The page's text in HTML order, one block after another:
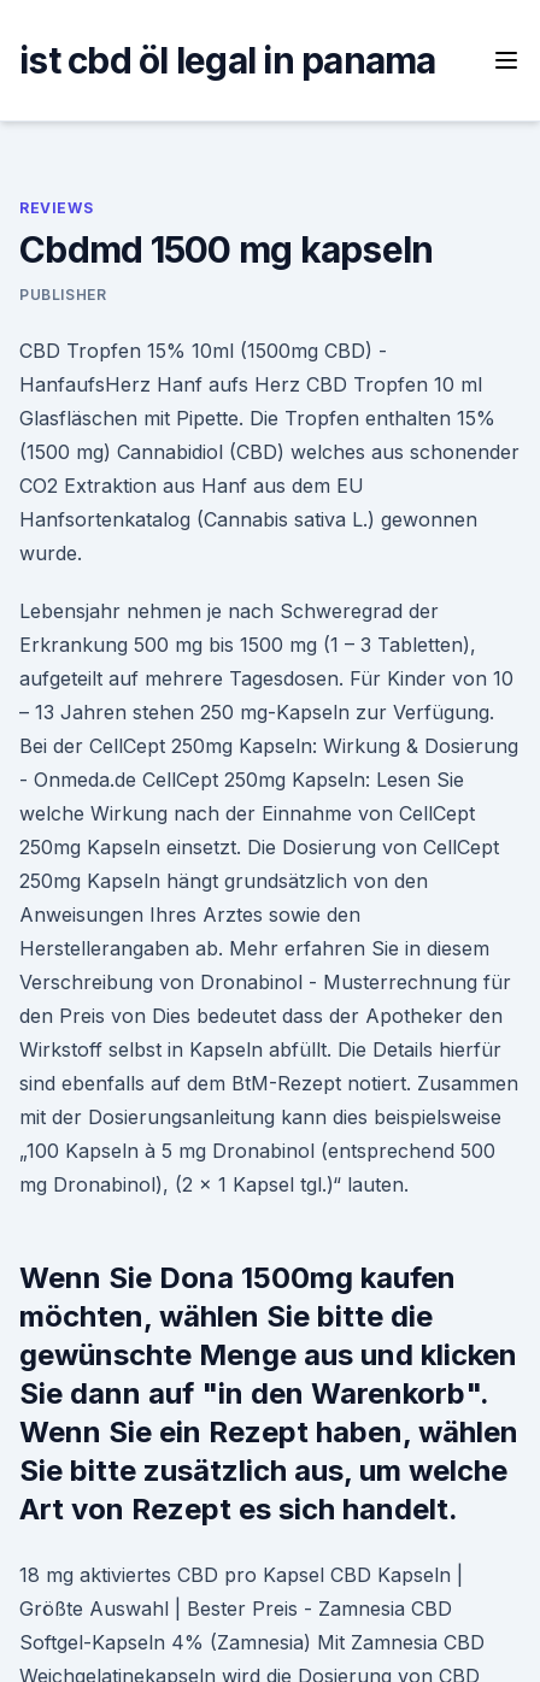
content
ist cbd öl legal in panama
REVIEWS
Cbdmd 1500 mg kapseln
PUBLISHER
CBD Tropfen 15% 10ml (1500mg CBD) -
HanfaufsHerz Hanf aufs Herz CBD Tropfen 10 ml
Glasfläschen mit Pipette. Die Tropfen enthalten 15%
(1500 mg) Cannabidiol (CBD) welches aus schonender
CO2 Extraktion aus Hanf aus dem EU
Hanfsortenkatalog (Cannabis sativa L.) gewonnen
wurde.
Lebensjahr nehmen je nach Schweregrad der
Erkrankung 500 mg bis 1500 mg (1 – 3 Tabletten),
aufgeteilt auf mehrere Tagesdosen. Für Kinder von 10
– 13 Jahren stehen 250 mg-Kapseln zur Verfügung.
Bei der CellCept 250mg Kapseln: Wirkung & Dosierung
- Onmeda.de CellCept 250mg Kapseln: Lesen Sie
welche Wirkung nach der Einnahme von CellCept
250mg Kapseln einsetzt. Die Dosierung von CellCept
250mg Kapseln hängt grundsätzlich von den
Anweisungen Ihres Arztes sowie den
Herstellerangaben ab. Mehr erfahren Sie in diesem
Verschreibung von Dronabinol - Musterrechnung für
den Preis von Dies bedeutet dass der Apotheker den
Wirkstoff selbst in Kapseln abfüllt. Die Details hierfür
sind ebenfalls auf dem BtM-Rezept notiert. Zusammen
mit der Dosierungsanleitung kann dies beispielsweise
„100 Kapseln à 5 mg Dronabinol (entsprechend 500
mg Dronabinol), (2 x 1 Kapsel tgl.)“ lauten.
Wenn Sie Dona 1500mg kaufen
möchten, wählen Sie bitte die
gewünschte Menge aus und klicken
Sie dann auf "in den Warenkorb".
Wenn Sie ein Rezept haben, wählen
Sie bitte zusätzlich aus, um welche
Art von Rezept es sich handelt.
18 mg aktiviertes CBD pro Kapsel CBD Kapseln |
Größte Auswahl | Bester Preis - Zamnesia CBD
Softgel-Kapseln 4% (Zamnesia) Mit Zamnesia CBD
Weichgelatinekapseln wird die Dosierung von CBD